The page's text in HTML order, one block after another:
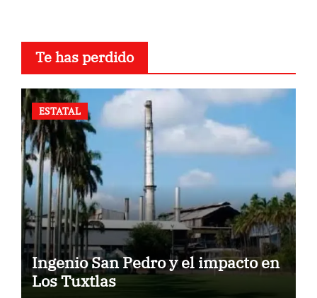
Te has perdido
ESTATAL
Ingenio San Pedro y el impacto en
Los Tuxtlas